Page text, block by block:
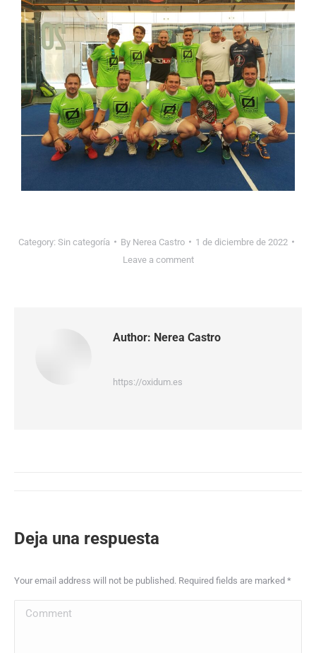
Category: Sin categoría By Nerea Castro
1 de diciembre de 2022
Leave a comment
Author: Nerea Castro
https://oxidum.es
Deja una respuesta
Your email address will not be published. Required fields are marked *